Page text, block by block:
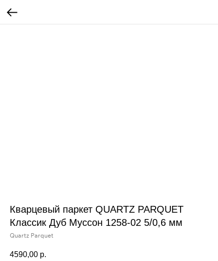
Кварцевый паркет QUARTZ PARQUET
Классик Дуб Муссон 1258-02 5/0,6 мм
Quartz Parquet
4590,00 р.